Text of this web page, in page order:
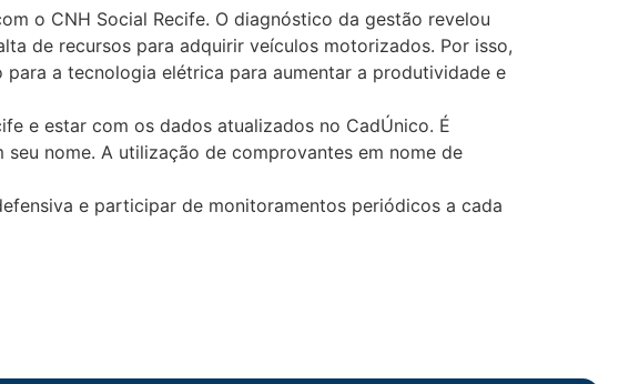
o CNH Social Recife. O diagnóstico da gestão revelou
de recursos para adquirir veículos motorizados. Por isso,
a tecnologia elétrica para aumentar a produtividade e
e estar com os dados atualizados no CadÚnico. É
nome. A utilização de comprovantes em nome de
e participar de monitoramentos periódicos a cada